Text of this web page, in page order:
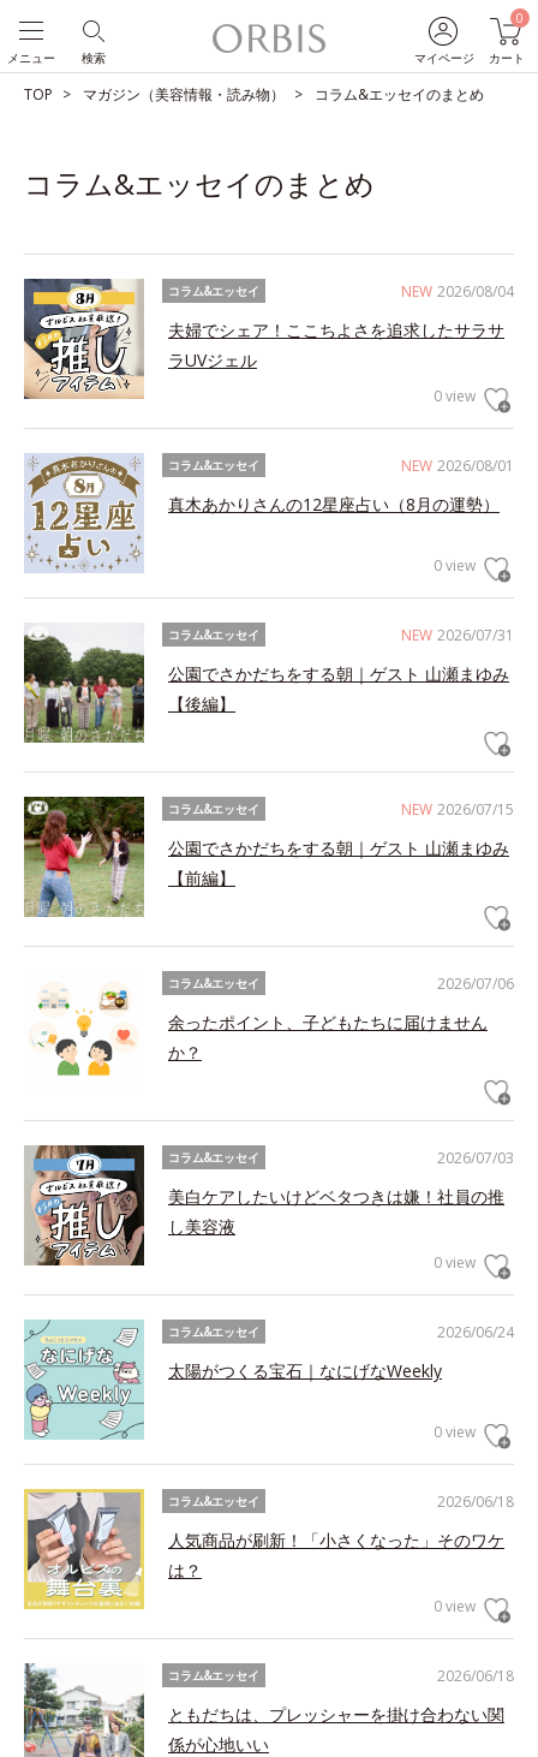
マイページ
0
カート
検索
メニュー
TOP マガジン（美容情報・読み物） コラム&エッセイのまとめ
コラム&エッセイのまとめ
NEW 2026/08/04
コラム&エッセイ
夫婦でシェア！ここちよさを追求したサラサ
ラUVジェル
0 view
NEW 2026/08/01
コラム&エッセイ
真木あかりさんの12星座占い（8月の運勢）
0 view
NEW 2026/07/31
コラム&エッセイ
公園でさかだちをする朝｜ゲスト 山瀬まゆみ
【後編】
NEW 2026/07/15
コラム&エッセイ
公園でさかだちをする朝｜ゲスト 山瀬まゆみ
【前編】
2026/07/06
コラム&エッセイ
余ったポイント、子どもたちに届けません
か？
2026/07/03
コラム&エッセイ
美白ケアしたいけどベタつきは嫌！社員の推
し美容液
0 view
2026/06/24
コラム&エッセイ
太陽がつくる宝石｜なにげなWeekly
0 view
2026/06/18
コラム&エッセイ
人気商品が刷新！「小さくなった」そのワケ
は？
0 view
2026/06/18
コラム&エッセイ
ともだちは、プレッシャーを掛け合わない関
係が心地いい